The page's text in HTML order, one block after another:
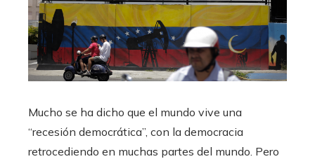
Mucho se ha dicho que el mundo vive una
“recesión democrática”, con la democracia
retrocediendo en muchas partes del mundo. Pero